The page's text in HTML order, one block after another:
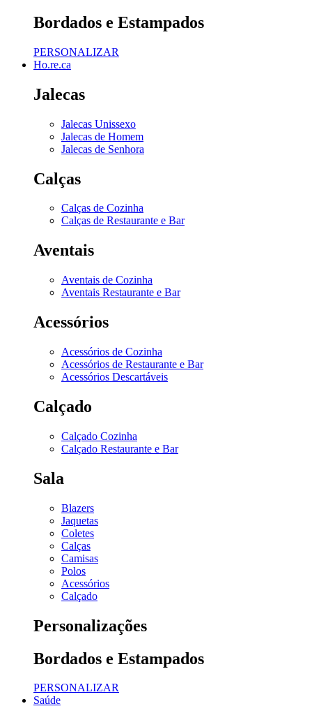
Bordados e Estampados
PERSONALIZAR
Ho.re.ca
Jalecas
Jalecas Unissexo
Jalecas de Homem
Jalecas de Senhora
Calças
Calças de Cozinha
Calças de Restaurante e Bar
Aventais
Aventais de Cozinha
Aventais Restaurante e Bar
Acessórios
Acessórios de Cozinha
Acessórios de Restaurante e Bar
Acessórios Descartáveis
Calçado
Calçado Cozinha
Calçado Restaurante e Bar
Sala
Blazers
Jaquetas
Coletes
Calças
Camisas
Polos
Acessórios
Calçado
Personalizações
Bordados e Estampados
PERSONALIZAR
Saúde